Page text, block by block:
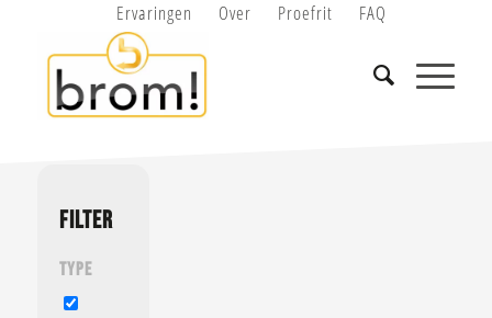
Ervaringen Over Proefrit FAQ
FILTER
Type